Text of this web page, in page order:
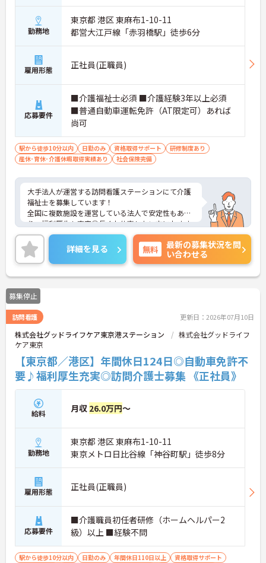
勤務地
東京都 港区 東麻布1-10-11
都営大江戸線「赤羽橋駅」徒歩6分
雇用形態 正社員(正職員)
応募要件
■介護福祉士必須 ■介護経験3年以上必須
■普通自動車運転免許（AT限定可）あれば
尚可
駅から徒歩10分以内 日勤のみ 資格取得サポート
研修制度あり
産休･育休･介護休暇取得実績あり
社会保険完備
大手法人が運営する訪問看護ステーションにて介護
福祉士を募集しています！
全国に複数施設を運営している法人で安定性もあ
り、福利厚生も充実◎長くお仕事したい方におすす
めです！
日勤のお仕事なのでプライベートと両立がしやすく
プライベートやご家庭の時間を大切にしていただけ
ます♪
ご興味のある方には、面接対策ポイントなど、さら
に詳細をお話しいたしますのでお気軽にご相談くだ
さい！
詳細を見る 無料
最新の募集状況を問
い合わせる
募集停止
訪問看護 更新日：2026年07月10日
株式会社グッドライフケア東京港ステーション
株式会社グッドライフ
ケア東京
【東京都／港区】年間休日124日◎自動車免許不
要♪福利厚生充実◎訪問介護士募集 《正社員》
給料 月収 26.0万円～
勤務地
東京都 港区 東麻布1-10-11
東京メトロ日比谷線「神谷町駅」徒歩8分
雇用形態 正社員(正職員)
応募要件
■介護職員初任者研修（ホームヘルパー2
級）以上 ■経験不問
駅から徒歩10分以内 日勤のみ 年間休日110日以上
資格取得サポート